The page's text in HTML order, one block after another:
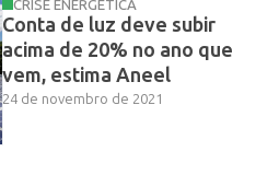
CRISE ENERGÉTICA
Conta de luz deve subir
acima de 20% no ano que
vem, estima Aneel
24 de novembro de 2021